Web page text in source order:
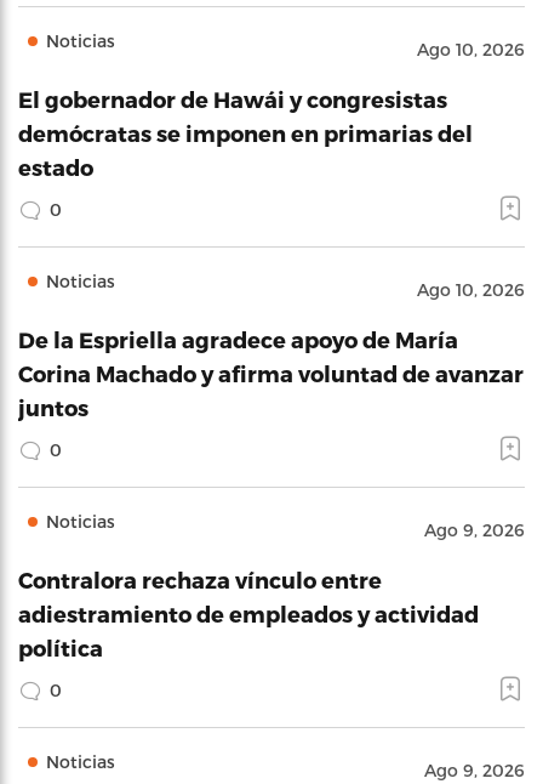
Noticias Ago 10, 2026
El gobernador de Hawái y congresistas
demócratas se imponen en primarias del
estado
0
Noticias Ago 10, 2026
De la Espriella agradece apoyo de María
Corina Machado y afirma voluntad de avanzar
juntos
0
Noticias Ago 9, 2026
Contralora rechaza vínculo entre
adiestramiento de empleados y actividad
política
0
Noticias Ago 9, 2026